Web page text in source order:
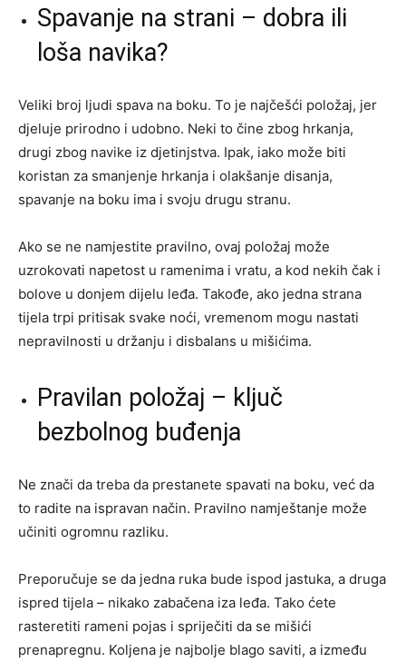
Spavanje na strani – dobra ili
loša navika?
Veliki broj ljudi spava na boku. To je najčešći položaj, jer
djeluje prirodno i udobno. Neki to čine zbog hrkanja,
drugi zbog navike iz djetinjstva. Ipak, iako može biti
koristan za smanjenje hrkanja i olakšanje disanja,
spavanje na boku ima i svoju drugu stranu.
Ako se ne namjestite pravilno, ovaj položaj može
uzrokovati napetost u ramenima i vratu, a kod nekih čak i
bolove u donjem dijelu leđa. Takođe, ako jedna strana
tijela trpi pritisak svake noći, vremenom mogu nastati
nepravilnosti u držanju i disbalans u mišićima.
Pravilan položaj – ključ
bezbolnog buđenja
Ne znači da treba da prestanete spavati na boku, već da
to radite na ispravan način. Pravilno namještanje može
učiniti ogromnu razliku.
Preporučuje se da jedna ruka bude ispod jastuka, a druga
ispred tijela – nikako zabačena iza leđa. Tako ćete
rasteretiti rameni pojas i spriječiti da se mišići
prenapregnu. Koljena je najbolje blago saviti, a između